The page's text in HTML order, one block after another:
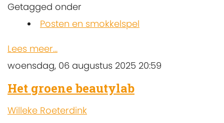
Getagged onder
Posten en smokkelspel
Lees meer...
woensdag, 06 augustus 2025 20:59
Het groene beautylab
Willeke Roeterdink